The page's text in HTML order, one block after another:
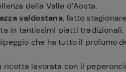
della Valle d’Aosta.
valdostana, fatto stagionare
in tantissimi piatti tradizionali.
che ha tutto il profumo
ricotta lavorata con il